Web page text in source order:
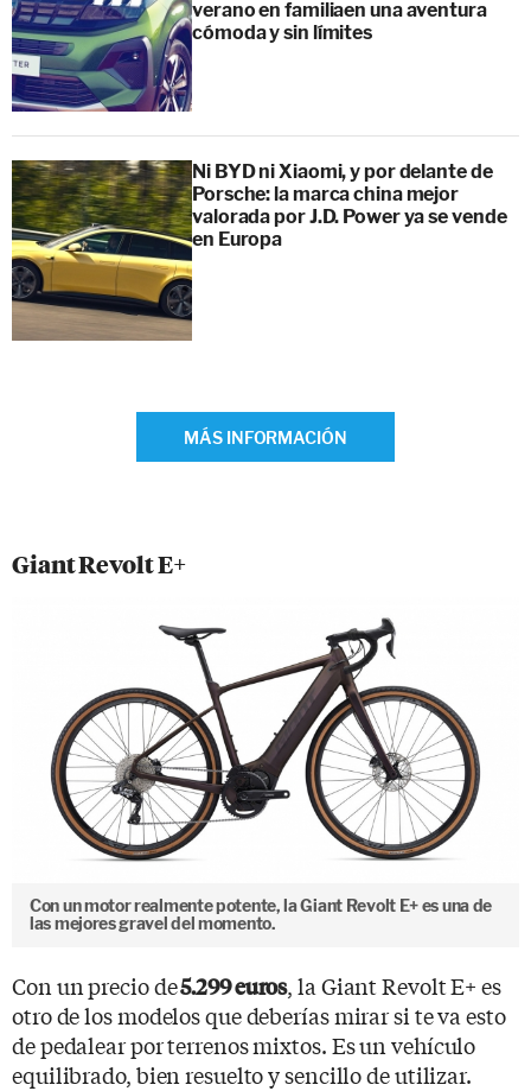
verano en familiaen una aventura
cómoda y sin límites
Ni BYD ni Xiaomi, y por delante de
Porsche: la marca china mejor
valorada por J.D. Power ya se vende
en Europa
MÁS INFORMACIÓN
Giant Revolt E+
Con un motor realmente potente, la Giant Revolt E+ es una de
las mejores gravel del momento.
Con un precio de5.299 euros, la Giant Revolt E+ es
otro de los modelos que deberías mirar si te va esto
de pedalear por terrenos mixtos. Es un vehículo
equilibrado, bien resuelto y sencillo de utilizar.